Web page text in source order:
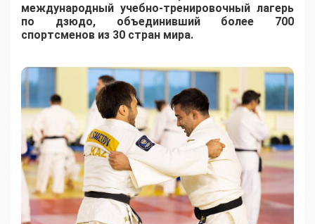
международный учебно-тренировочный лагерь
по дзюдо, объединивший более 700
спортсменов из 30 стран мира.